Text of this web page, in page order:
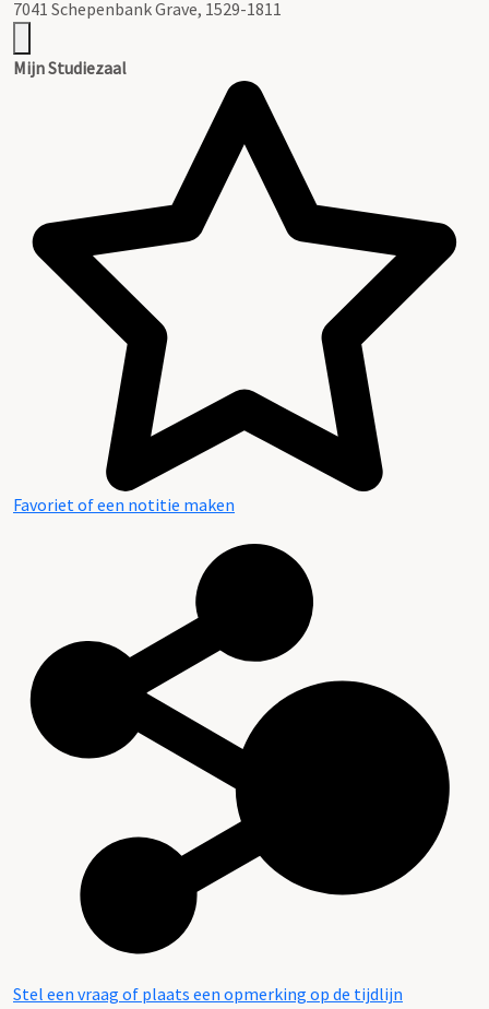
7041 Schepenbank Grave, 1529-1811
Mijn Studiezaal
Favoriet of een notitie maken
Stel een vraag of plaats een opmerking op de tijdlijn